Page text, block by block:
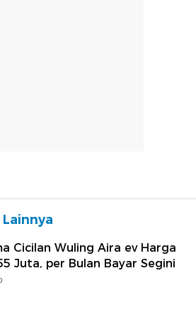
Cicilan Wuling Aira ev Harga
Juta, per Bulan Bayar Segini